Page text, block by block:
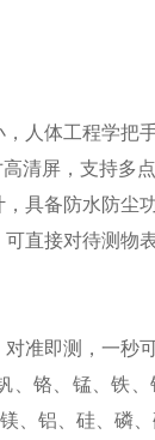
人体工程学把
清屏，支持多
具备防水防尘
直接对待测物
准即测，一秒
、铬、锰、铁
、铝、硅、磷